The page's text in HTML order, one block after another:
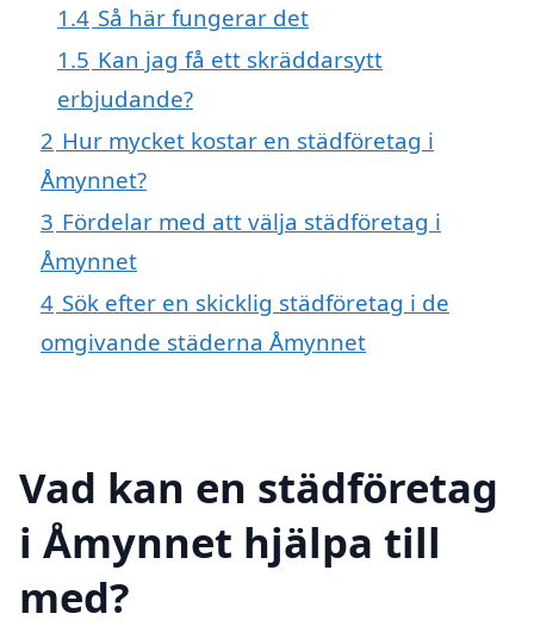
1.4 Så här fungerar det
1.5 Kan jag få ett skräddarsytt
erbjudande?
2 Hur mycket kostar en städföretag i
Åmynnet?
3 Fördelar med att välja städföretag i
Åmynnet
4 Sök efter en skicklig städföretag i de
omgivande städerna Åmynnet
Vad kan en städföretag
i Åmynnet hjälpa till
med?